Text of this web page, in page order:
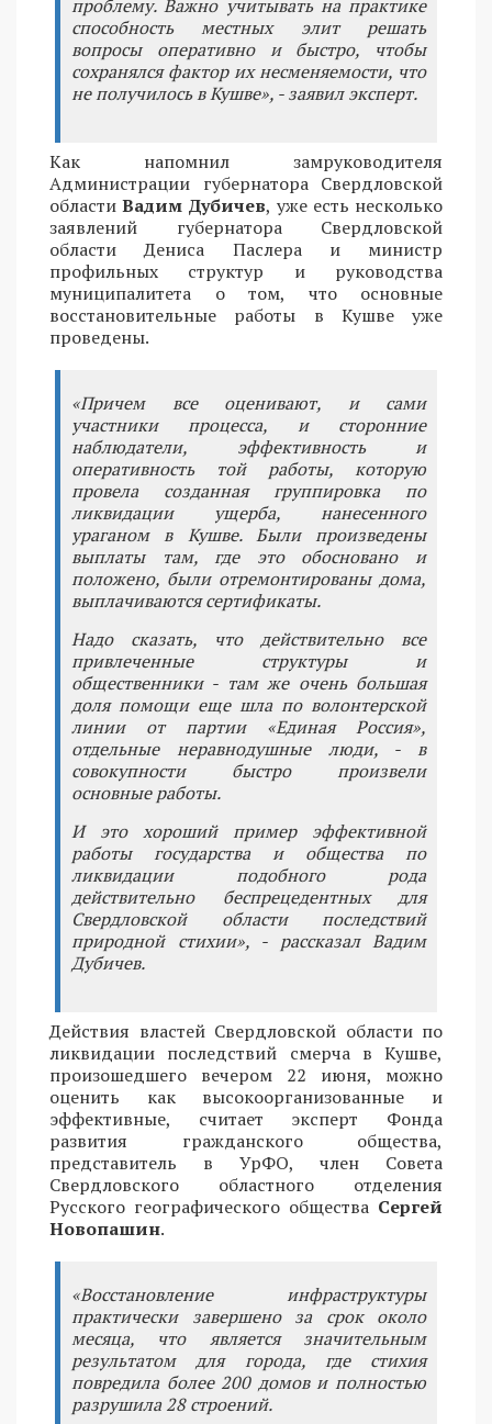
проблему. Важно учитывать на практике
способность местных элит решать
вопросы оперативно и быстро, чтобы
сохранялся фактор их несменяемости, что
не получилось в Кушве», - заявил эксперт.
Как напомнил замруководителя
Администрации губернатора Свердловской
областиВадим Дубичев, уже есть несколько
заявлений губернатора Свердловской
области Дениса Паслера и министр
профильных структур и руководства
муниципалитета о том, что основные
восстановительные работы в Кушве уже
проведены.
«Причем все оценивают, и сами
участники процесса, и сторонние
наблюдатели, эффективность и
оперативность той работы, которую
провела созданная группировка по
ликвидации ущерба, нанесенного
ураганом в Кушве. Были произведены
выплаты там, где это обосновано и
положено, были отремонтированы дома,
выплачиваются сертификаты.
Надо сказать, что действительно все
привлеченные структуры и
общественники - там же очень большая
доля помощи еще шла по волонтерской
линии от партии «Единая Россия»,
отдельные неравнодушные люди, - в
совокупности быстро произвели
основные работы.
И это хороший пример эффективной
работы государства и общества по
ликвидации подобного рода
действительно беспрецедентных для
Свердловской области последствий
природной стихии», - рассказал Вадим
Дубичев.
Действия властей Свердловской области по
ликвидации последствий смерча в Кушве,
произошедшего вечером 22 июня, можно
оценить как высокоорганизованные и
эффективные, считает эксперт Фонда
развития гражданского общества,
представитель в УрФО, член Совета
Свердловского областного отделения
Русского географического общества Сергей
Новопашин.
«Восстановление инфраструктуры
практически завершено за срок около
месяца, что является значительным
результатом для города, где стихия
повредила более 200 домов и полностью
разрушила 28 строений.